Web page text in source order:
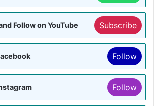
Follow on YouTube Subscribe
Follow
Follow